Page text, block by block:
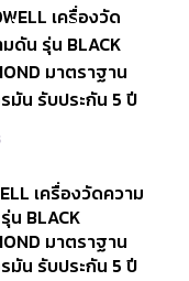
ค้าหมดแล้ว
เครื่องวัดความ
น BLACK
มาตราฐาน
มัน รับประกัน 5 ปี